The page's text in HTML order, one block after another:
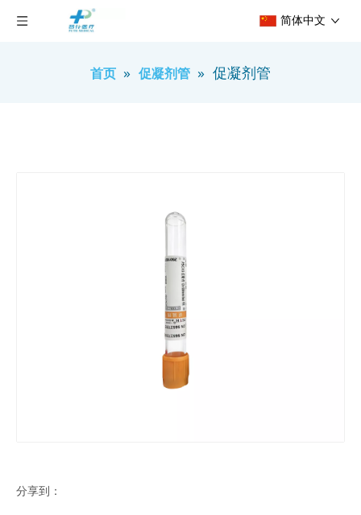
简体中文
首页 » 促凝剂管 » 促凝剂管
分享到：